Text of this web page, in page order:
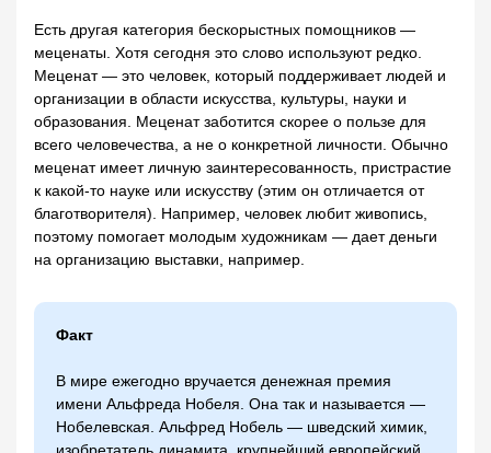
Есть другая категория бескорыстных помощников —
меценаты. Хотя сегодня это слово используют редко.
Меценат — это человек, который поддерживает людей и
организации в области искусства, культуры, науки и
образования. Меценат заботится скорее о пользе для
всего человечества, а не о конкретной личности. Обычно
меценат имеет личную заинтересованность, пристрастие
к какой-то науке или искусству (этим он отличается от
благотворителя). Например, человек любит живопись,
поэтому помогает молодым художникам — дает деньги
на организацию выставки, например.
Факт
В мире ежегодно вручается денежная премия
имени Альфреда Нобеля. Она так и называется —
Нобелевская. Альфред Нобель — шведский химик,